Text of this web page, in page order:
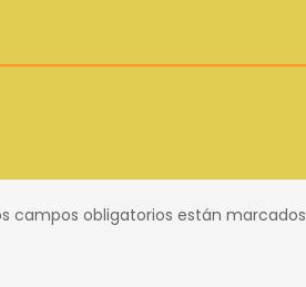
campos obligatorios están marcados